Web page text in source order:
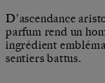
D'ascendance
parfum rend un
ingrédient
sentiers battus.